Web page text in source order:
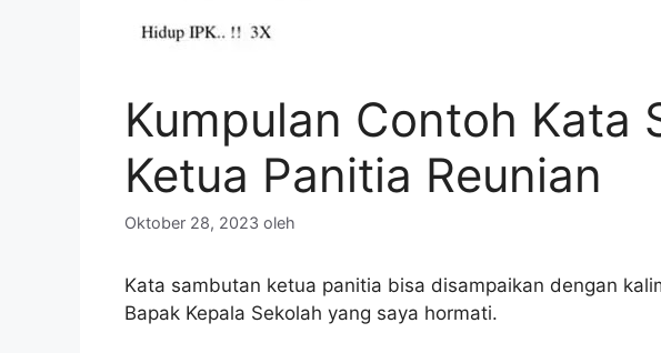
Kumpulan Contoh Kata
Ketua Panitia Reunian
Oktober 28, 2023 oleh
Kata sambutan ketua panitia bisa disampaikan dengan
Bapak Kepala Sekolah yang saya hormati.